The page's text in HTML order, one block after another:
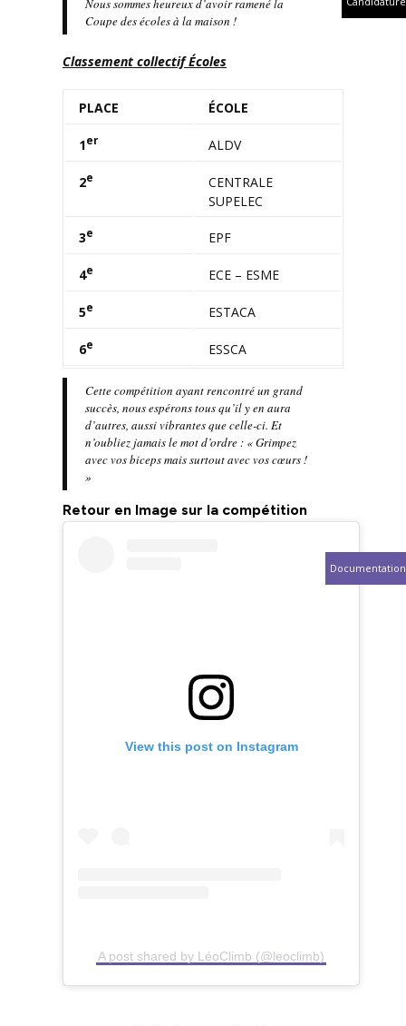
Coupe des écolesà la maison !
Classement collectif Écoles
PLACE ÉCOLE
1er ALDV
2e
CENTRALE
SUPELEC
3e EPF
4e ECE – ESME
5e ESTACA
6e ESSCA
Cette compétition ayant rencontré un grand
succès, nous espérons tous qu’il y en aura
d’autres, aussi vibrantes que celle-ci. Et
n’oubliez jamais le mot d’ordre : « Grimpez
avec vos biceps mais surtout avec vos cœurs !
»
Retour en Image sur la compétition
View this post on Instagram
A post shared by LéoClimb (@leoclimb)
Documentation